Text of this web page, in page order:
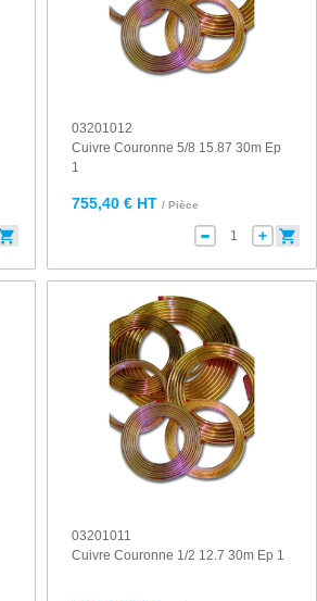
03201012
Cuivre Couronne 5/8 15.87 30m Ep
1
755,40 € HT / Pièce
03201011
Cuivre Couronne 1/2 12.7 30m Ep 1